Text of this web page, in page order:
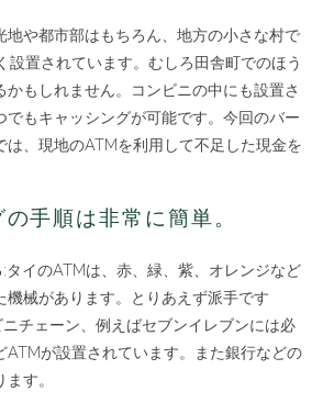
地や都市部はもちろん、地方の小さな村で
設置されています。むしろ田舎町でのほう
かもしれません。コンビニの中にも設置さ
でもキャッシングが可能です。今回のバー
は、現地のATMを利用して不足した現金を
手順は非常に簡単。
:タイのATMは、赤、緑、紫、オレンジなど
機械があります。とりあえず派手です
チェーン、例えばセブンイレブンには必
ATMが設置されています。また銀行などの
す。